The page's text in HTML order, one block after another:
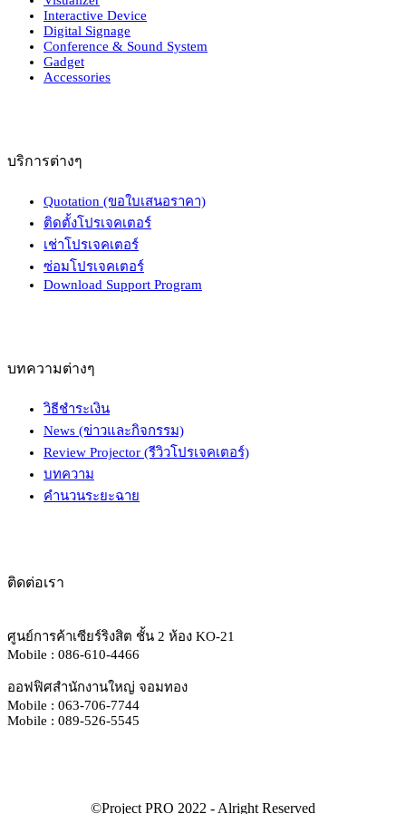
Interactive Device
Digital Signage
Conference & Sound System
Gadget
Accessories
บริการต่างๆ
Quotation (ขอใบเสนอราคา)
ติดตั้งโปรเจคเตอร์
เช่าโปรเจคเตอร์
ซ่อมโปรเจคเตอร์
Download Support Program
บทความต่างๆ
วิธีชำระเงิน
News (ข่าวและกิจกรรม)
Review Projector (รีวิวโปรเจคเตอร์)
บทความ
คำนวนระยะฉาย
ติดต่อเรา
ศูนย์การค้าเซียร์ริงสิต ชั้น 2 ห้อง KO-21
Mobile : 086-610-4466
ออฟฟิศสำนักงานใหญ่ จอมทอง
Mobile : 063-706-7744
Mobile : 089-526-5545